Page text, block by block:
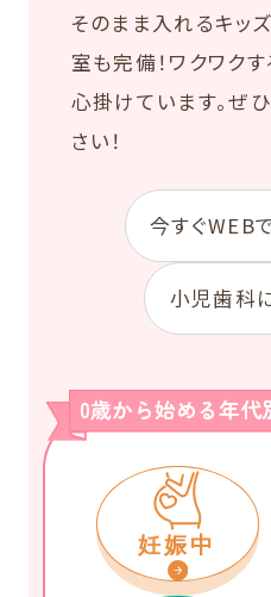
そのまま入れるキッ
室も完備！ワクワク
心掛けています。ぜ
さい！
今すぐWEB
小児歯科
0歳から始める年代
妊娠中